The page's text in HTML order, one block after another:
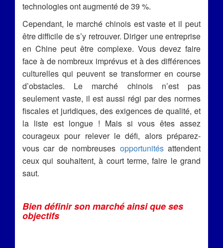
technologies ont augmenté de 39 %.
Cependant, le marché chinois est vaste et il peut
être difficile de s’y retrouver. Diriger une entreprise
en Chine peut être complexe. Vous devez faire
face à de nombreux imprévus et à des différences
culturelles qui peuvent se transformer en course
d’obstacles. Le marché chinois n’est pas
seulement vaste, il est aussi régi par des normes
fiscales et juridiques, des exigences de qualité, et
la liste est longue ! Mais si vous êtes assez
courageux pour relever le défi, alors préparez-
vous car de nombreuses opportunitésattendent
ceux qui souhaitent, à court terme, faire le grand
saut.
Bien définir son marché ainsi que ses
objectifs